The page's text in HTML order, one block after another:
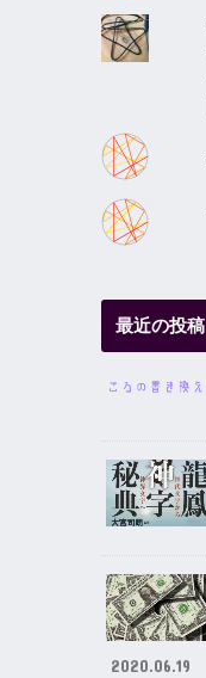
最近の投稿
2020.06.19